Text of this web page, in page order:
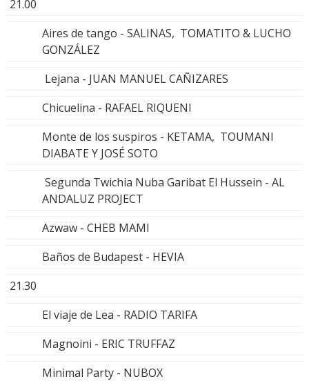
21.00
Aires de tango - SALINAS, TOMATITO & LUCHO
GONZÁLEZ
Lejana - JUAN MANUEL CAÑIZARES
Chicuelina - RAFAEL RIQUENI
Monte de los suspiros - KETAMA, TOUMANI
DIABATE Y JOSÉ SOTO
Segunda Twichia Nuba Garibat El Hussein - AL
ANDALUZ PROJECT
Azwaw - CHEB MAMI
Baños de Budapest - HEVIA
21.30
El viaje de Lea - RADIO TARIFA
Magnoini - ERIC TRUFFAZ
Minimal Party - NUBOX